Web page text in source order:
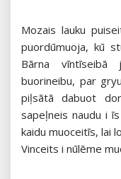
Mozais lauku
puordūmuoja, kū
Bārna
buorineibu, par
piļsātā dabuot
sapeļneis naudu i
kaidu muoceitīs, lai
Vinceits i nūlēme